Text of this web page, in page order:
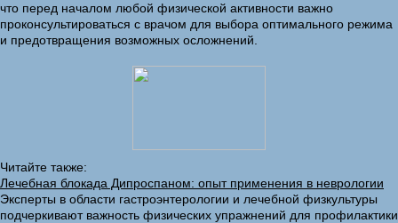
что перед началом любой физической активности важно
проконсультироваться с врачом для выбора оптимального режима
и предотвращения возможных осложнений.
Читайте также:
Лечебная блокада Дипроспаном: опыт применения в неврологии
Эксперты в области гастроэнтерологии и лечебной физкультуры
подчеркивают важность физических упражнений для профилактики